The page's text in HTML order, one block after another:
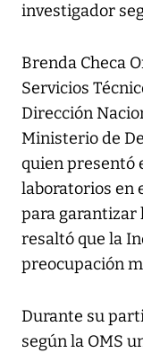
investigador
Brenda Checa
Servicios
Dirección
Ministerio de
quien presentó
laboratorios en
para garantizar
resaltó que la
preocupación
Durante su
según la OMS